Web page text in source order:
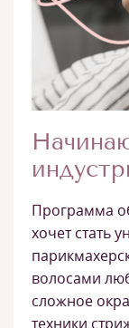
Программа
хочет стать
волосами
сложное
техники